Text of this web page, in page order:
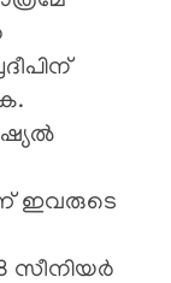
ഇവരുടെ
സീനിയർ